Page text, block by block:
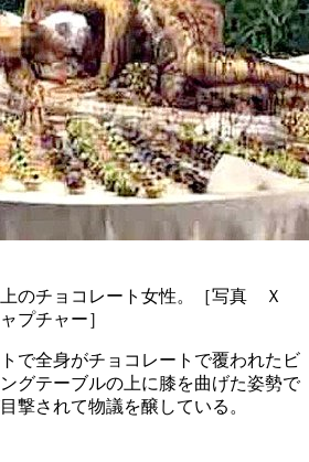
のチョコレート女性。［写真 Ｘ
プチャー］
で全身がチョコレートで覆われたビ
グテーブルの上に膝を曲げた姿勢で
撃されて物議を醸している。